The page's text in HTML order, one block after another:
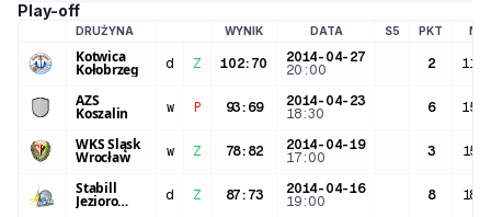
Play-off
LOGO DRUŻYNY
DRUŻYNA WYNIK DATA S5 PKT MIN
Kotwica
Kołobrzeg d Z 102: 70
2014-04-27
20:00
2
AZS
Koszalin w P 93 : 69
2014-04-23
18:30
6
WKS Śląsk
Wrocław w Z 78: 82
2014-04-19
17:00
3
Stabill
Jezioro d Z 87 : 73
2014-04-16
19:00
8